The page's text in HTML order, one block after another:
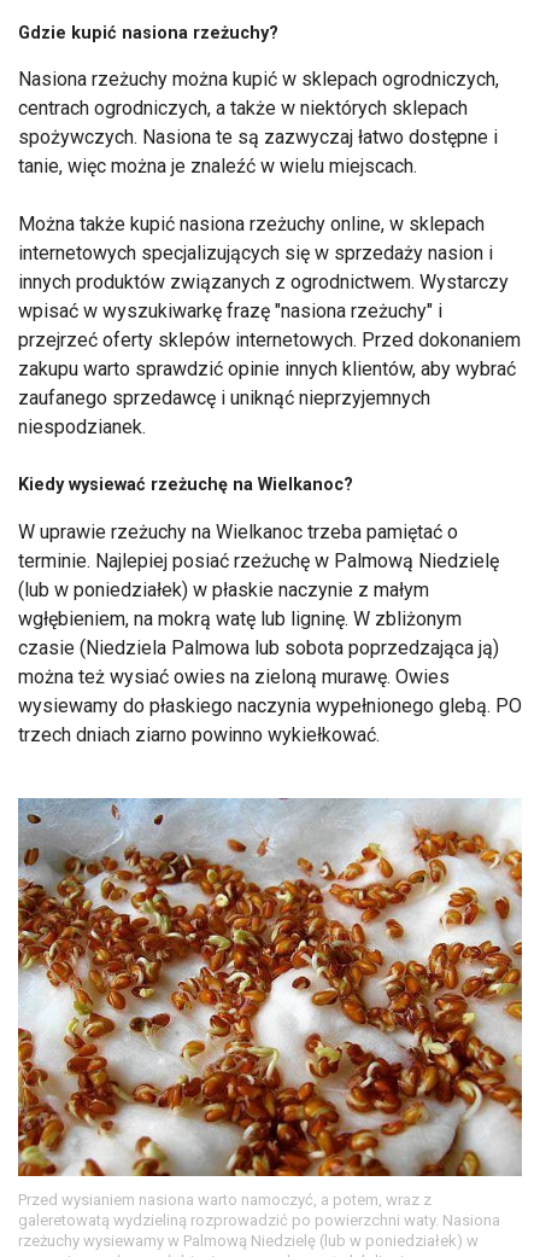
Gdzie kupić nasiona rzeżuchy?
Nasiona rzeżuchy można kupić w sklepach ogrodniczych,
centrach ogrodniczych, a także w niektórych sklepach
spożywczych. Nasiona te są zazwyczaj łatwo dostępne i
tanie, więc można je znaleźć w wielu miejscach.
Można także kupić nasiona rzeżuchy online, w sklepach
internetowych specjalizujących się w sprzedaży nasion i
innych produktów związanych z ogrodnictwem. Wystarczy
wpisać w wyszukiwarkę frazę "nasiona rzeżuchy" i
przejrzeć oferty sklepów internetowych. Przed dokonaniem
zakupu warto sprawdzić opinie innych klientów, aby wybrać
zaufanego sprzedawcę i uniknąć nieprzyjemnych
niespodzianek.
Kiedy wysiewać rzeżuchę na Wielkanoc?
W uprawie rzeżuchy na Wielkanoc trzeba pamiętać o
terminie. Najlepiej posiać rzeżuchę w Palmową Niedzielę
(lub w poniedziałek) w płaskie naczynie z małym
wgłębieniem, na mokrą watę lub ligninę. W zbliżonym
czasie (Niedziela Palmowa lub sobota poprzedzająca ją)
można też wysiać owies na zieloną murawę. Owies
wysiewamy do płaskiego naczynia wypełnionego glebą. PO
trzech dniach ziarno powinno wykiełkować.
Przed wysianiem nasiona warto namoczyć, a potem, wraz z
galeretowatą wydzieliną rozprowadzić po powierzchni waty. Nasiona
rzeżuchy wysiewamy w Palmową Niedzielę (lub w poniedziałek) w